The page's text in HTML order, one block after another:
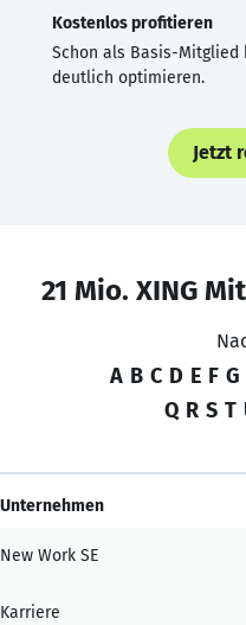
Kostenlos profitieren
Schon als Basis-Mitglied
deutlich optimieren.
Jetzt
21 Mio. XING
A B C D E F G
Q R S T
Unternehmen
New Work SE
Karriere